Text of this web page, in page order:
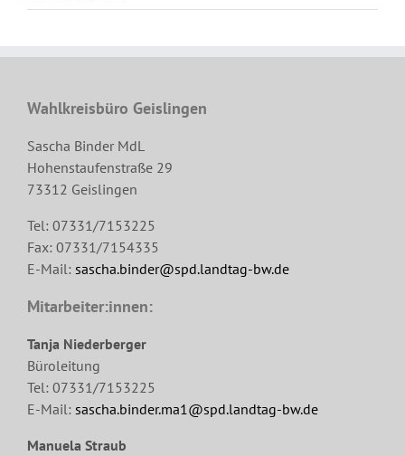
Wahlkreisbüro Geislingen
Sascha Binder MdL
Hohenstaufenstraße 29
73312 Geislingen
Tel: 07331/7153225
Fax: 07331/7154335
E-Mail: sascha.binder@spd.landtag-bw.de
Mitarbeiter:innen:
Tanja Niederberger
Büroleitung
Tel: 07331/7153225
E-Mail: sascha.binder.ma1@spd.landtag-bw.de
Manuela Straub